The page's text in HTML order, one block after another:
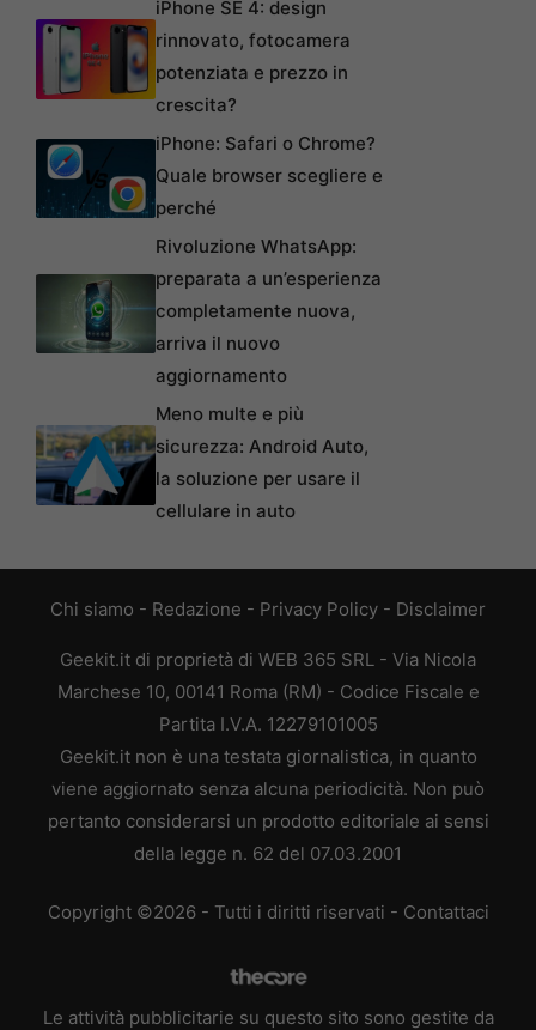
iPhone SE 4: design
rinnovato, fotocamera
potenziata e prezzo in
crescita?
iPhone: Safari o Chrome?
Quale browser scegliere e
perché
Rivoluzione WhatsApp:
preparata a un’esperienza
completamente nuova,
arriva il nuovo
aggiornamento
Meno multe e più
sicurezza: Android Auto,
la soluzione per usare il
cellulare in auto
Chi siamo - Redazione - Privacy Policy - Disclaimer
Geekit.it di proprietà di WEB 365 SRL - Via Nicola
Marchese 10, 00141 Roma (RM) - Codice Fiscale e
Partita I.V.A. 12279101005
Geekit.it non è una testata giornalistica, in quanto
viene aggiornato senza alcuna periodicità. Non può
pertanto considerarsi un prodotto editoriale ai sensi
della legge n. 62 del 07.03.2001
Copyright ©2026 - Tutti i diritti riservati - Contattaci
Le attività pubblicitarie su questo sito sono gestite da